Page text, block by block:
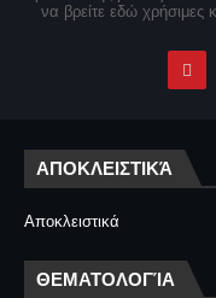
να βρείτε εδώ χρήσιμες
ΑΠΟΚΛΕΙΣΤΙΚΆ
Αποκλειστικά
ΘΕΜΑΤΟΛΟΓΊΑ